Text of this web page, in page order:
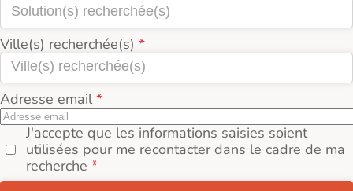
Ville(s) recherchée(s)
Adresse email
J'accepte que les informations saisies soient
utilisées pour me recontacter dans le cadre de ma
recherche